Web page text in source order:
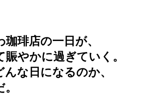
琲店の一日が、
賑やかに過ぎていく。
んな日になるのか、